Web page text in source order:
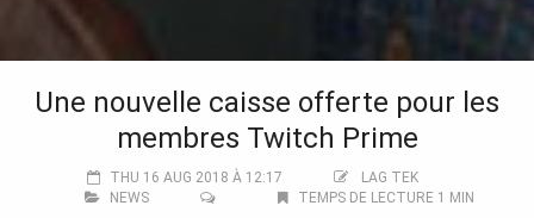
Une nouvelle caisse offerte pour les
membres Twitch Prime
THU 16 AUG 2018 À 12:17
LAG TEK
NEWS
TEMPS DE LECTURE 1 MIN